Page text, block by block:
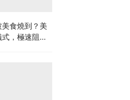
食燒到？美
，極速阻碳